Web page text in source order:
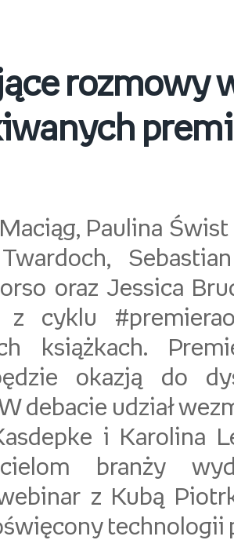
rozmowy
Paulina
oraz Jessica
z cyklu
książkach.
okazją do
debacie udział
i Karolina
branży
z Kubą
technologii